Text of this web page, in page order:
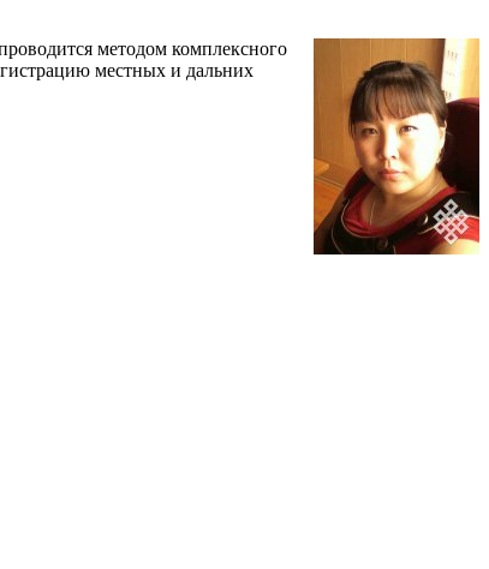
методом комплексного
местных и дальних